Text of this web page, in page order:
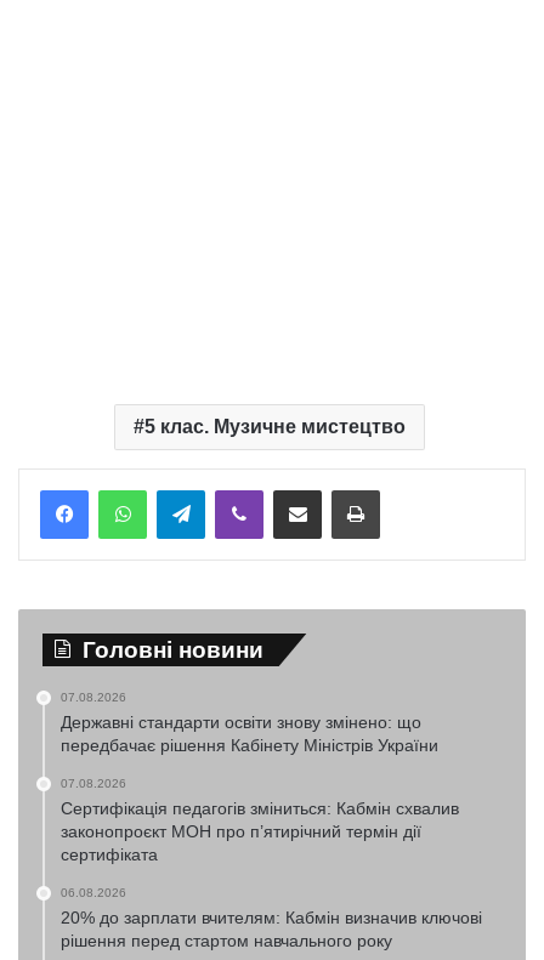
5 клас. Музичне мистецтво
TelegramViber Надіслати електронною поштоюНадрукувати
Головні новини
07.08.2026
Державні стандарти освіти знову змінено: що
передбачає рішення Кабінету Міністрів України
07.08.2026
Сертифікація педагогів зміниться: Кабмін схвалив
законопроєкт МОН про п’ятирічний термін дії
сертифіката
06.08.2026
20% до зарплати вчителям: Кабмін визначив ключові
рішення перед стартом навчального року